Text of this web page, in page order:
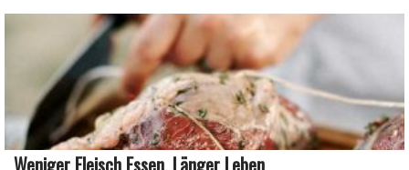
Weniger Fleisch Essen, Länger Leben